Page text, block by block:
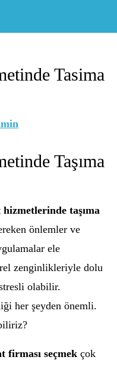
Tasima
Taşıma
taşıma
önlemler ve
ele
zenginlikleriyle dolu
olabilir.
her şeyden önemli.
seçmek çok